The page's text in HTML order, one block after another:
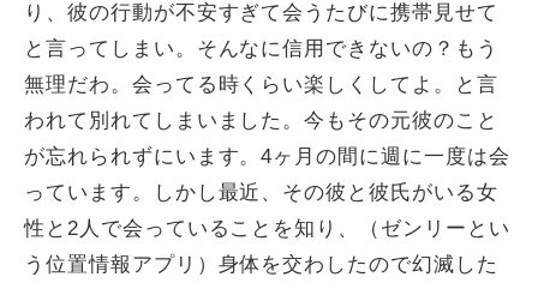
り、彼の行動が不安すぎて会うたびに携帯見せて
と言ってしまい。そんなに信用できないの？もう
無理だわ。会ってる時くらい楽しくしてよ。と言
われて別れてしまいました。今もその元彼のこと
が忘れられずにいます。4ヶ月の間に週に一度は会
っています。しかし最近、その彼と彼氏がいる女
性と2人で会っていることを知り、（ゼンリーとい
う位置情報アプリ）身体を交わしたので幻滅した